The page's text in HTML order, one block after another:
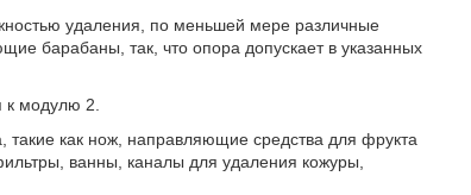
удаления, по меньшей мере различные
барабаны, так, что опора допускает в указанных
модулю 2.
как нож, направляющие средства для фрукта
ванны, каналы для удаления кожуры,